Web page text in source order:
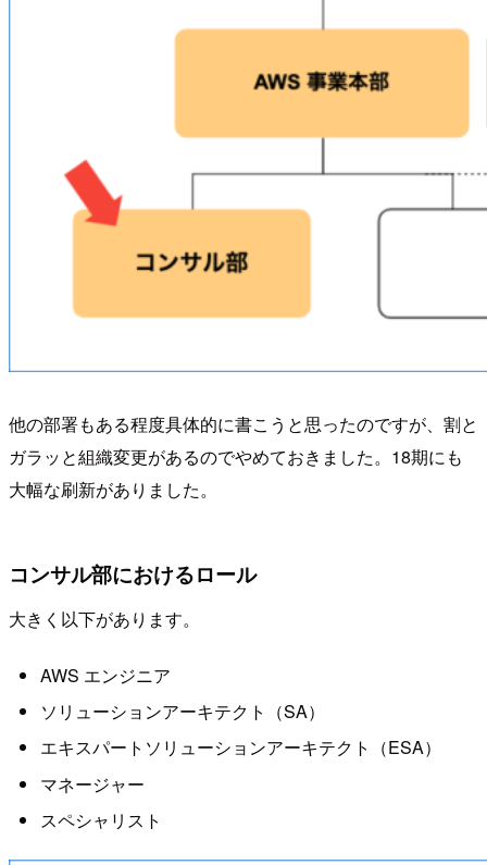
他の部署もある程度具体的に書こうと思ったのですが、割と
ガラッと組織変更があるのでやめておきました。18期にも
大幅な刷新がありました。
コンサル部におけるロール
大きく以下があります。
AWS エンジニア
ソリューションアーキテクト（SA）
エキスパートソリューションアーキテクト（ESA）
マネージャー
スペシャリスト